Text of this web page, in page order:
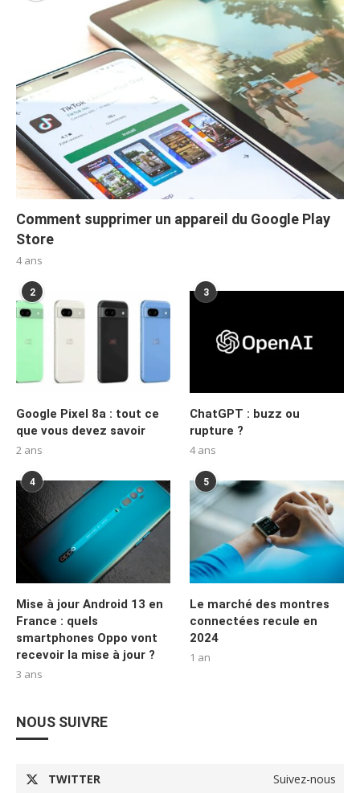
Comment supprimer un appareil du Google Play
Store
4 ans
2
Google Pixel 8a : tout ce
que vous devez savoir
2 ans
3
ChatGPT : buzz ou
rupture ?
4 ans
4
Mise à jour Android 13 en
France : quels
smartphones Oppo vont
recevoir la mise à jour ?
3 ans
5
Le marché des montres
connectées recule en
2024
1 an
NOUS SUIVRE
TWITTER Suivez-nous